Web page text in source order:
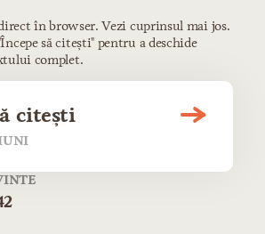
în browser. Vezi cuprinsul mai jos.
să citești" pentru a deschide
complet.
citești